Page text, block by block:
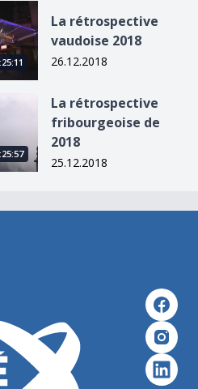
2018
La rétrospective
vaudoise 2018
26.12.2018
de 2018
La rétrospective
fribourgeoise de
2018
25.12.2018